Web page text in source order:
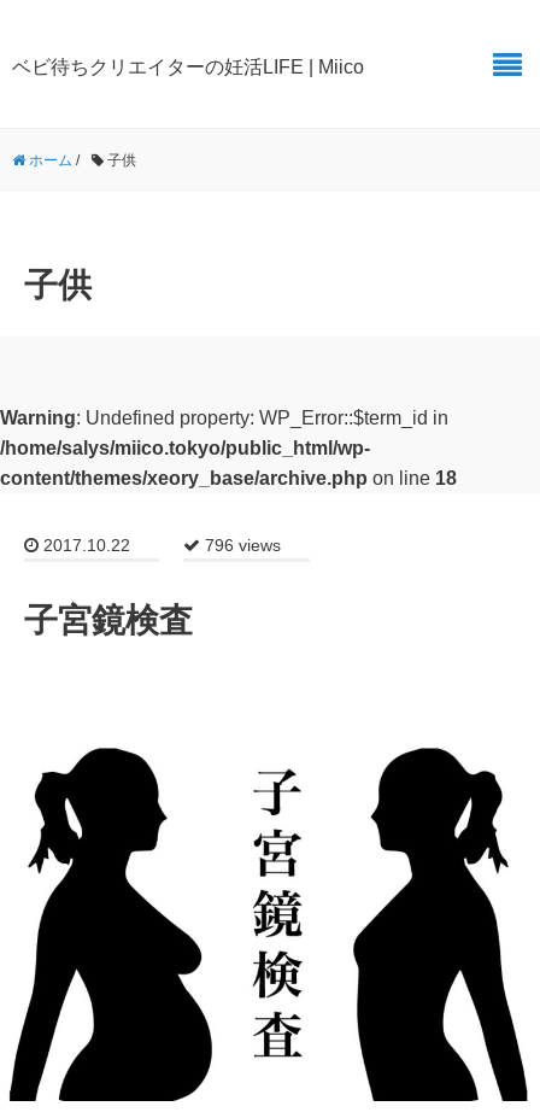
ベビ待ちクリエイターの妊活LIFE | Miico
ホーム / 子供
子供
Warning: Undefined property: WP_Error::$term_id in
/home/salys/miico.tokyo/public_html/wp-
content/themes/xeory_base/archive.php on line 18
2017.10.22 796 views
子宮鏡検査